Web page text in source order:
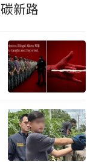
新路